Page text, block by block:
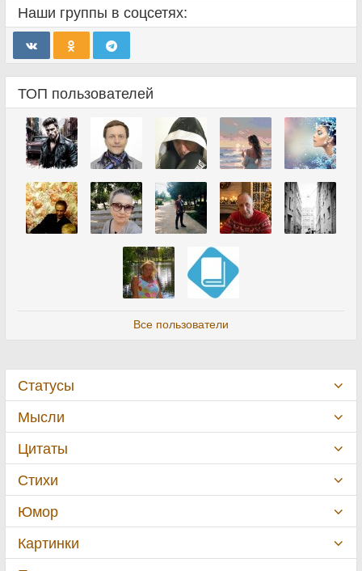
Наши группы в соцсетях:
ТОП пользователей
Все пользователи
Статусы
Мысли
Цитаты
Стихи
Юмор
Картинки